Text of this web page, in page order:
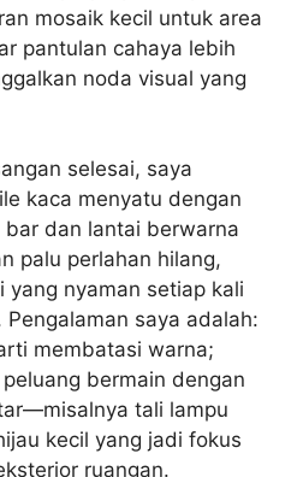
mosaik kecil untuk area
pantulan cahaya lebih
noda visual yang
selesai, saya
kaca menyatu dengan
dan lantai berwarna
palu perlahan hilang,
yang nyaman setiap kali
saya adalah:
membatasi warna;
bermain dengan
tali lampu
kecil yang jadi fokus
ruangan.